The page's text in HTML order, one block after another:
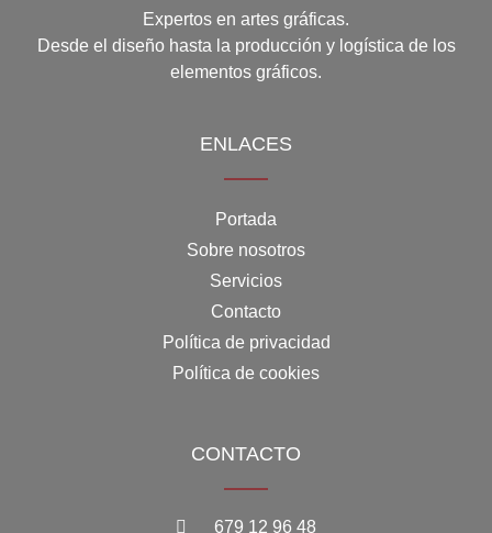
Expertos en artes gráficas.
Desde el diseño hasta la producción y logística de los
elementos gráficos.
ENLACES
Portada
Sobre nosotros
Servicios
Contacto
Política de privacidad
Política de cookies
CONTACTO
679 12 96 48